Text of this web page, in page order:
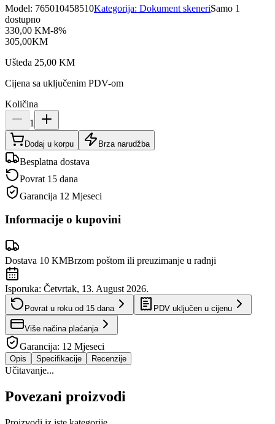
Model: 765010458510Kategorija: Dokument skeneriSamo 1
dostupno
330,00 KM-8%
305,00KM
Ušteda 25,00 KM
Cijena sa uključenim PDV-om
Količina
1
Dodaj u korpu Brza narudžba
Besplatna dostava
Povrat 15 dana
Garancija 12 Mjeseci
Informacije o kupovini
Dostava 10 KMBrzom poštom ili preuzimanje u radnji
Isporuka: Četvrtak, 13. August 2026.
Povrat u roku od 15 dana PDV uključen u cijenu
Više načina plaćanja
Garancija: 12 Mjeseci
Opis Specifikacije Recenzije
Učitavanje...
Povezani proizvodi